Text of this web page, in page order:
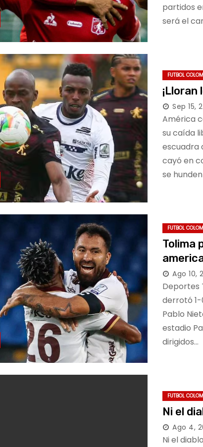
partidos
será el
FUTBOL
¡Lloran
Sep 15,
América
su caída
escuadra
cayó en
se
FUTBOL
Tolima
Ago 10,
Deportes
derrotó
Pablo
estadio
dirigidos…
FUTBOL
Ni el
Ago 4,
Ni el